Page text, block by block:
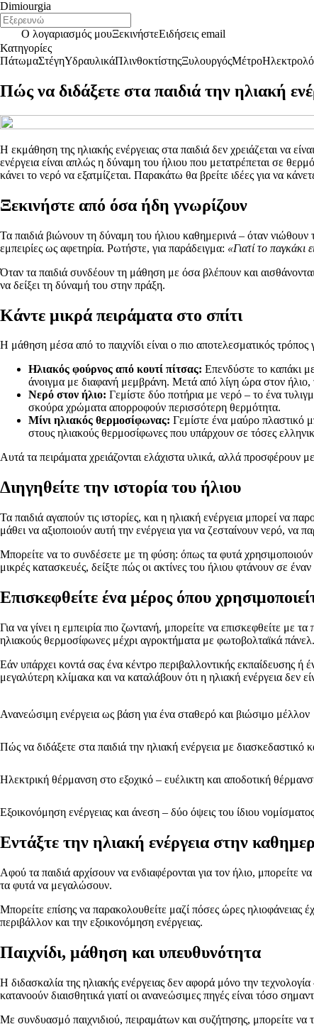
Dimiourgia
Ο λογαριασμός μουΞεκινήστεΕιδήσεις email
Κατηγορίες
ΠάτωμαΣτέγηΥδραυλικάΠλινθοκτίστηςΞυλουργόςΜέτρο
Πώς να διδάξετε στα παιδιά την ηλιακή
Η εκμάθηση της ηλιακής ενέργειας στα παιδιά δεν χρειάζεται να
ενέργεια είναι απλώς η δύναμη του ήλιου που μετατρέπεται σε
κάνει το νερό να εξατμίζεται. Παρακάτω θα βρείτε ιδέες για να
Ξεκινήστε από όσα ήδη γνωρίζουν
Τα παιδιά βιώνουν τη δύναμη του ήλιου καθημερινά – όταν νιώθουν
εμπειρίες ως αφετηρία. Ρωτήστε, για παράδειγμα: «Γιατί το παγκάκι
Όταν τα παιδιά συνδέουν τη μάθηση με όσα βλέπουν και
να δείξει τη δύναμή του στην πράξη.
Κάντε μικρά πειράματα στο σπίτι
Η μάθηση μέσα από το παιχνίδι είναι ο πιο αποτελεσματικός
Ηλιακός φούρνος από κουτί πίτσας: Επενδύστε το καπάκι
άνοιγμα με διαφανή μεμβράνη. Μετά από λίγη ώρα στον ήλιο,
Νερό στον ήλιο: Γεμίστε δύο ποτήρια με νερό – το ένα
σκούρα χρώματα απορροφούν περισσότερη θερμότητα.
Μίνι ηλιακός θερμοσίφωνας: Γεμίστε ένα μαύρο πλαστικό
στους ηλιακούς θερμοσίφωνες που υπάρχουν σε τόσες
Αυτά τα πειράματα χρειάζονται ελάχιστα υλικά, αλλά προσφέρουν
Διηγηθείτε την ιστορία του ήλιου
Τα παιδιά αγαπούν τις ιστορίες, και η ηλιακή ενέργεια μπορεί να
μάθει να αξιοποιούν αυτή την ενέργεια για να ζεσταίνουν νερό, να
Μπορείτε να το συνδέσετε με τη φύση: όπως τα φυτά
μικρές κατασκευές, δείξτε πώς οι ακτίνες του ήλιου φτάνουν σε
Επισκεφθείτε ένα μέρος όπου
Για να γίνει η εμπειρία πιο ζωντανή, μπορείτε να επισκεφθείτε με
ηλιακούς θερμοσίφωνες μέχρι αγροκτήματα με φωτοβολταϊκά πάνελ.
Εάν υπάρχει κοντά σας ένα κέντρο περιβαλλοντικής εκπαίδευσης ή
μεγαλύτερη κλίμακα και να καταλάβουν ότι η ηλιακή ενέργεια δεν
Ανανεώσιμη ενέργεια ως βάση για ένα σταθερό και βιώσιμο μέλλον
Πώς να διδάξετε στα παιδιά την ηλιακή ενέργεια με διασκεδαστικό
Ηλεκτρική θέρμανση στο εξοχικό – ευέλικτη και αποδοτική
Εξοικονόμηση ενέργειας και άνεση – δύο όψεις του ίδιου νομίσματος
Εντάξτε την ηλιακή ενέργεια στην
Αφού τα παιδιά αρχίσουν να ενδιαφέρονται για τον ήλιο, μπορείτε
τα φυτά να μεγαλώσουν.
Μπορείτε επίσης να παρακολουθείτε μαζί πόσες ώρες ηλιοφάνειας
περιβάλλον και την εξοικονόμηση ενέργειας.
Παιχνίδι, μάθηση και υπευθυνότητα
Η διδασκαλία της ηλιακής ενέργειας δεν αφορά μόνο την
κατανοούν διαισθητικά γιατί οι ανανεώσιμες πηγές είναι τόσο
Με συνδυασμό παιχνιδιού, πειραμάτων και συζήτησης, μπορείτε να